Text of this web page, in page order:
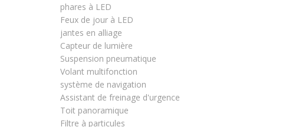
phares à LED
Feux de jour à LED
jantes en alliage
Capteur de lumière
Suspension pneumatique
Volant multifonction
système de navigation
Assistant de freinage d'urgence
Toit panoramique
Filtre à particules